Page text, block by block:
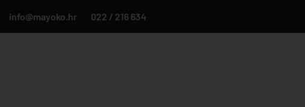
info@mayoko.hr 022 / 216 634